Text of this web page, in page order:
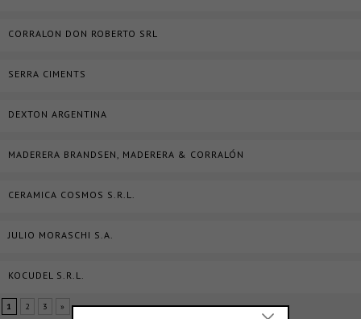
CORRALON DON ROBERTO SRL
SERRA CIMENTS
DEXTON ARGENTINA
MADERERA BRANDSEN, MADERERA & CORRALÓN
CERAMICA COSMOS S.R.L.
JULIO MORASCHI S.A.
KOCUDEL S.R.L.
1 2 3 »